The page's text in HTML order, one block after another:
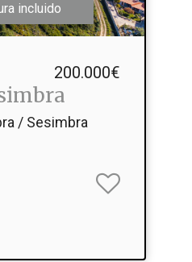
incluido
200.000€
/ Sesimbra